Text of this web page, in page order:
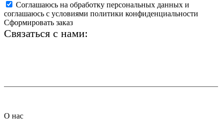
Соглашаюсь на обработку персональных данных и
соглашаюсь с условиями политики конфиденциальности
Сформировать заказ
Связаться с нами:
О нас